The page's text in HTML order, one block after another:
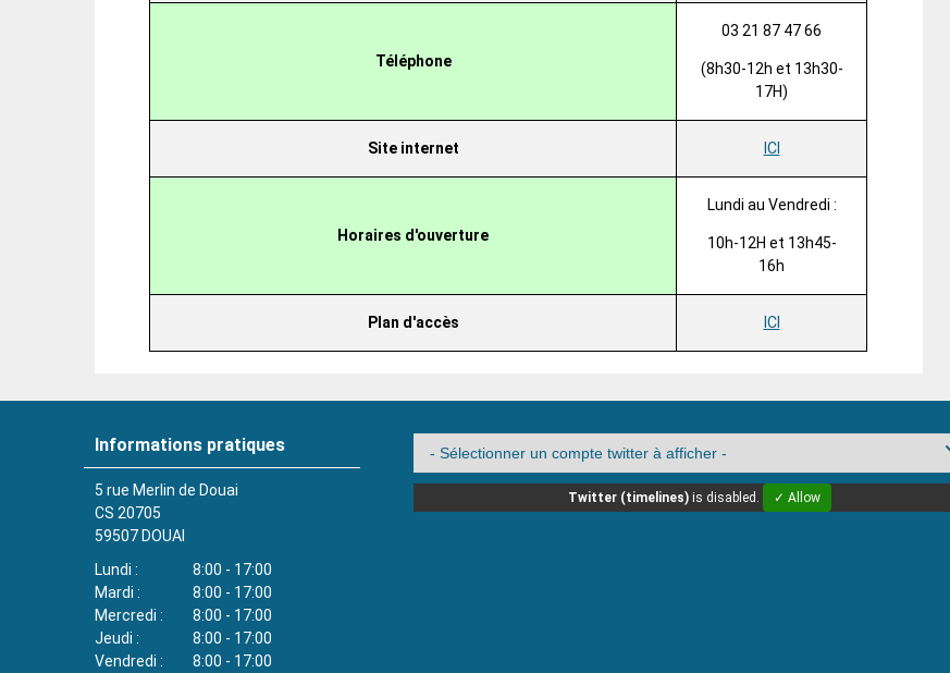
Téléphone
03 21 87 47 66
(8h30-12h et 13h30-
17H)
Site internet ICI
Horaires d'ouverture
Lundi au Vendredi :
10h-12H et 13h45-
16h
Plan d'accès ICI
Informations pratiques
5 rue Merlin de Douai
CS 20705
59507 DOUAI
Lundi
8:00 - 17:00
Mardi
8:00 - 17:00
Mercredi
8:00 - 17:00
Jeudi
8:00 - 17:00
Vendredi
8:00 - 17:00
Twitter (timelines)is disabled. ✓ Allow